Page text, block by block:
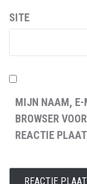
SITE
MIJN NAAM, E-
BROWSER
REACTIE